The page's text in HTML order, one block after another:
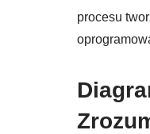
procesu